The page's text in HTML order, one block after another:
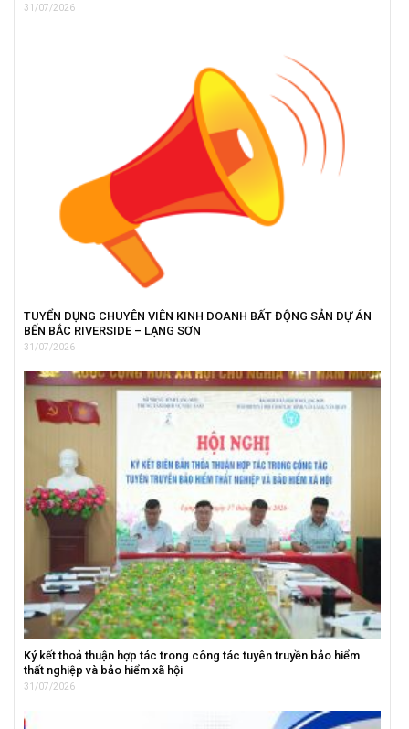
31/07/2026
TUYỂN DỤNG CHUYÊN VIÊN KINH DOANH BẤT ĐỘNG SẢN DỰ ÁN
BẾN BẮC RIVERSIDE – LẠNG SƠN
31/07/2026
Ký kết thoả thuận hợp tác trong công tác tuyên truyền bảo hiểm
thất nghiệp và bảo hiểm xã hội
31/07/2026